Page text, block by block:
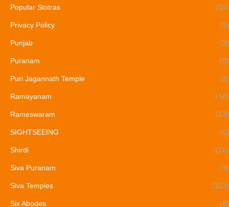
Popular Stotras (30)
Privacy Policy (1)
Punjab (3)
Puranam (9)
Puri Jagannath Temple (3)
Ramayanam (10)
Rameswaram (17)
SIGHTSEEING (6)
Shirdi (10)
Siva Puranam (1)
Siva Temples (102)
Six Abodes (8)